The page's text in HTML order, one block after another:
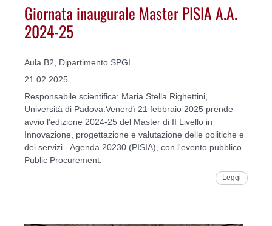
Giornata inaugurale Master PISIA A.A.
2024-25
Aula B2, Dipartimento SPGI
21.02.2025
Responsabile scientifica: Maria Stella Righettini,
Università di Padova.Venerdì 21 febbraio 2025 prende
avvio l'edizione 2024-25 del Master di II Livello in
Innovazione, progettazione e valutazione delle politiche e
dei servizi - Agenda 20230 (PISIA), con l'evento pubblico
Public Procurement:
Leggi